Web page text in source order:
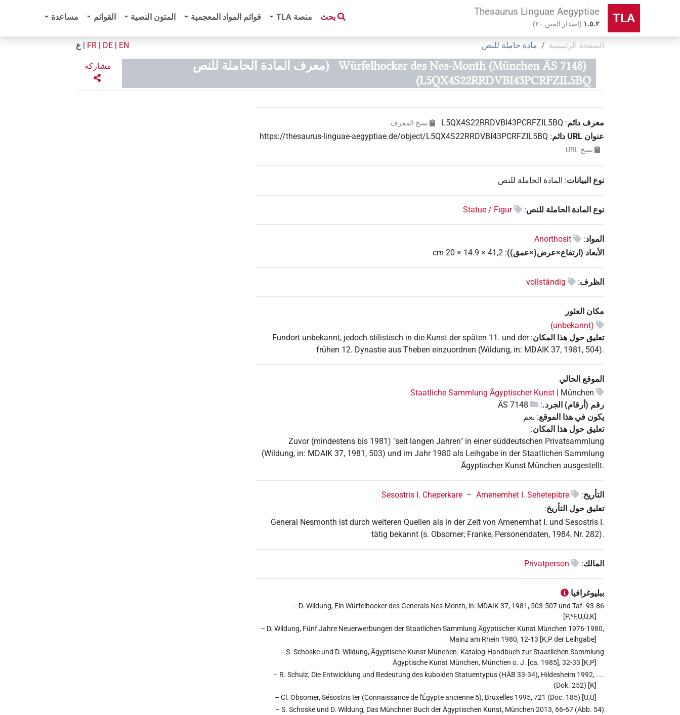
TLA
Thesaurus Linguae Aegyptiae
۱.٥.٢ (إصدار المتن ٢٠)
بحث منصة‏ ‏TLA قوائم المواد المعجمية المتون النصية القوائم مساعدة
الصفحة الرئيسية مادة حاملة للنص EN
DE
FR ع
Würfelhocker des Nes-Month (München ÄS 7148)
(معرف المادة الحاملة للنص
L5QX4S22RRDVBI43PCRFZIL5BQ)
مشاركة
معرف دائم:
L5QX4S22RRDVBI43PCRFZIL5BQ نسخ المعرف
عنوان‏ ‏URL‏ دائم :
https://thesaurus-linguae-aegyptiae.de/object/L5QX4S22RRDVBI43PCRFZIL5BQ
نسخ‏ ‏URL
نوع البيانات: المادة الحاملة للنص
نوع المادة الحاملة للنص:
Statue / Figur
المواد:
Anorthosit
الأبعاد (ارتفاع×عرض(×عمق)):
41,2
×
14.9
×
20
cm
الظرف:
vollständig
مكان العثور
(unbekannt)
تعليق حول هذا المكان:
Fundort unbekannt, jedoch stilistisch in die Kunst der späten 11. und der
frühen 12. Dynastie aus Theben einzuordnen (Wildung, in: MDAIK 37, 1981, 504).
الموقع الحالي
München |
Staatliche Sammlung Ägyptischer Kunst
رقم (أرقام) الجرد.:
ÄS 7148
يكون في هذا الموقع: نعم
تعليق حول هذا المكان:
Zuvor (mindestens bis 1981) "seit langen Jahren" in einer süddeutschen Privatsammlung
(Wildung, in: MDAIK 37, 1981, 503) und im Jahr 1980 als Leihgabe in der Staatlichen Sammlung
Ägyptischer Kunst München ausgestellt.
التأريخ:
Amenemhet I. Sehetepibre
–
Sesostris I. Cheperkare
تعليق حول التأريخ:
General Nesmonth ist durch weiteren Quellen als in der Zeit von Amenemhat I. und Sesostris I.
tätig bekannt (s. Obsomer; Franke, Personendaten, 1984, Nr. 282).
المالك:
Privatperson
ببليوغرافيا
– D. Wildung, Ein Würfelhocker des Generals Nes-Month, in: MDAIK 37, 1981, 503-507 und Taf. 93-86
[P,*F,U,Ü,K]
– D. Wildung, Fünf Jahre Neuerwerbungen der Staatlichen Sammlung Ägyptischer Kunst München 1976-1980,
Mainz am Rhein 1980, 12-13 [K,P der Leihgabe]
– S. Schoske und D. Wildung, Ägyptische Kunst München. Katalog-Handbuch zur Staatlichen Sammlung
Ägyptische Kunst München, München o. J. [ca. 1985], 32-33 [K,P]
– R. Schulz, Die Entwicklung und Bedeutung des kuboiden Statuentypus (HÄB 33-34), Hildesheim 1992, ....
(Dok. 252) [K]
– Cl. Obsomer, Sésostris Ier (Connaissance de l'Égypte ancienne 5), Bruxelles 1995, 721 (Doc. 185) [U,Ü]
– S. Schoske und D. Wildung, Das Münchner Buch der Ägyptischen Kunst, München 2013, 66-67 (Abb. 54)